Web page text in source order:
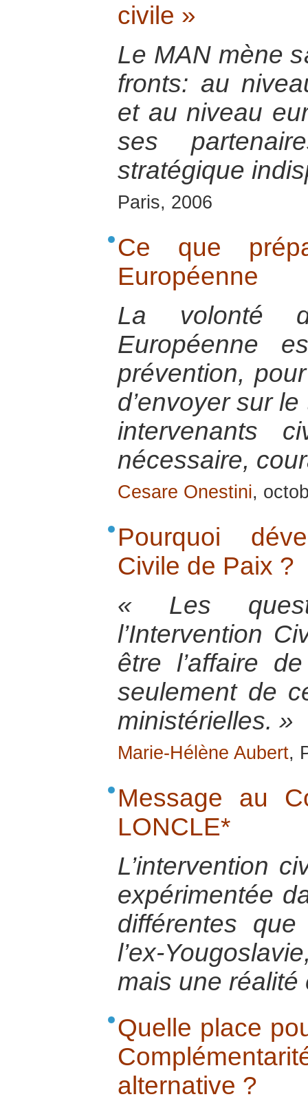
civile »
Le MAN mène
fronts: au
et au niveau
ses
stratégique
Paris, 2006
Ce que
Européenne
La volonté
Européenne
prévention,
d’envoyer sur
intervenants
nécessaire,
Cesare Onestini,
Pourquoi
Civile de Paix ?
« Les
l’Intervention
être l’affaire
seulement de
ministérielles. »
Marie-Hélène Aubert,
Message au
LONCLE*
L’intervention
expérimentée
différentes que
l’ex-
mais une réalité
Quelle place
alternative ?